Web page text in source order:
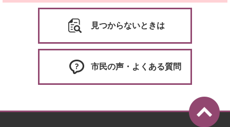
見つからないときは
市民の声・よくある質問